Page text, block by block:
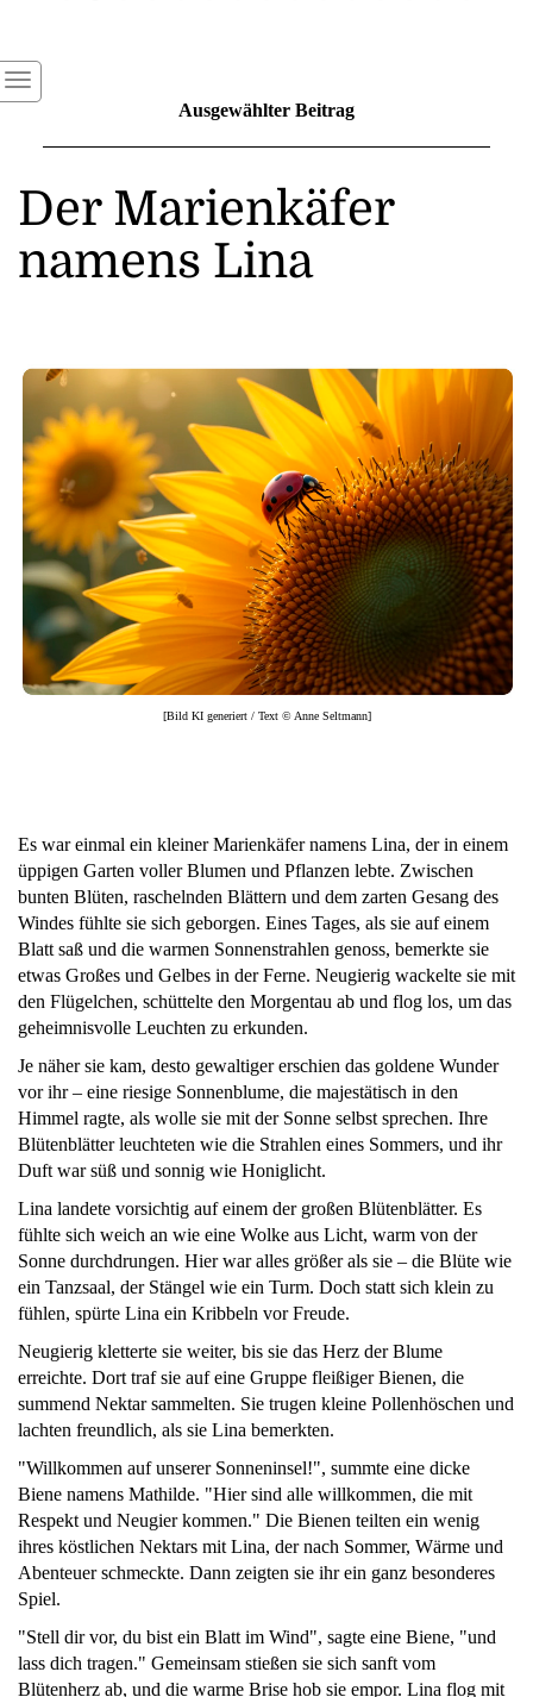
Ausgewählter Beitrag
Der Marienkäfer
namens Lina
[Bild KI generiert / Text © Anne Seltmann]
Es war einmal ein kleiner Marienkäfer namens Lina, der in einem
üppigen Garten voller Blumen und Pflanzen lebte. Zwischen
bunten Blüten, raschelnden Blättern und dem zarten Gesang des
Windes fühlte sie sich geborgen. Eines Tages, als sie auf einem
Blatt saß und die warmen Sonnenstrahlen genoss, bemerkte sie
etwas Großes und Gelbes in der Ferne. Neugierig wackelte sie mit
den Flügelchen, schüttelte den Morgentau ab und flog los, um das
geheimnisvolle Leuchten zu erkunden.
Je näher sie kam, desto gewaltiger erschien das goldene Wunder
vor ihr – eine riesige Sonnenblume, die majestätisch in den
Himmel ragte, als wolle sie mit der Sonne selbst sprechen. Ihre
Blütenblätter leuchteten wie die Strahlen eines Sommers, und ihr
Duft war süß und sonnig wie Honiglicht.
Lina landete vorsichtig auf einem der großen Blütenblätter. Es
fühlte sich weich an wie eine Wolke aus Licht, warm von der
Sonne durchdrungen. Hier war alles größer als sie – die Blüte wie
ein Tanzsaal, der Stängel wie ein Turm. Doch statt sich klein zu
fühlen, spürte Lina ein Kribbeln vor Freude.
Neugierig kletterte sie weiter, bis sie das Herz der Blume
erreichte. Dort traf sie auf eine Gruppe fleißiger Bienen, die
summend Nektar sammelten. Sie trugen kleine Pollenhöschen und
lachten freundlich, als sie Lina bemerkten.
"Willkommen auf unserer Sonneninsel!", summte eine dicke
Biene namens Mathilde. "Hier sind alle willkommen, die mit
Respekt und Neugier kommen." Die Bienen teilten ein wenig
ihres köstlichen Nektars mit Lina, der nach Sommer, Wärme und
Abenteuer schmeckte. Dann zeigten sie ihr ein ganz besonderes
Spiel.
"Stell dir vor, du bist ein Blatt im Wind", sagte eine Biene, "und
lass dich tragen." Gemeinsam stießen sie sich sanft vom
Blütenherz ab, und die warme Brise hob sie empor. Lina flog mit